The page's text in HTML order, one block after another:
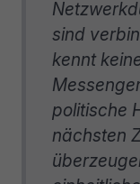
sind
kennt
politische
nächsten